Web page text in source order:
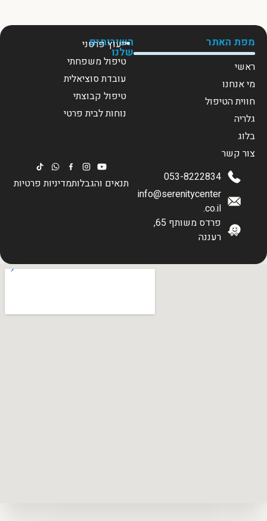
מפת האתר
ראשי
מי אנחנו
חווית הטיפול
גלריה
בלוג
צור קשר
השירותים
שלנו
ייעוץ פרטני
טיפול משפחתי
עובדת סוציאלית
טיפול קבוצתי
נוחות לבית פרטי
053-8222834
info@serenitycenter
.co.il
פרדס משותף 65,
רעננה
תנאים והגבלותמדיניות פרטיות